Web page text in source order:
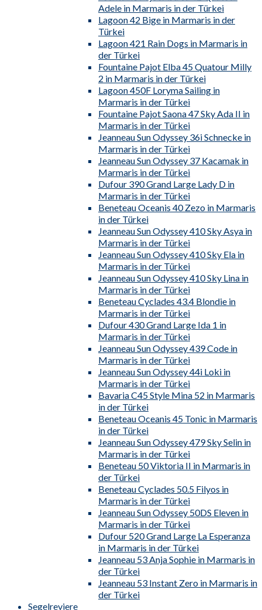
Adele in Marmaris in der Türkei
Lagoon 42 Bige in Marmaris in der
Türkei
Lagoon 421 Rain Dogs in Marmaris in
der Türkei
Fountaine Pajot Elba 45 Quatour Milly
2 in Marmaris in der Türkei
Lagoon 450F Loryma Sailing in
Marmaris in der Türkei
Fountaine Pajot Saona 47 Sky Ada II in
Marmaris in der Türkei
Jeanneau Sun Odyssey 36i Schnecke in
Marmaris in der Türkei
Jeanneau Sun Odyssey 37 Kacamak in
Marmaris in der Türkei
Dufour 390 Grand Large Lady D in
Marmaris in der Türkei
Beneteau Oceanis 40 Zezo in Marmaris
in der Türkei
Jeanneau Sun Odyssey 410 Sky Asya in
Marmaris in der Türkei
Jeanneau Sun Odyssey 410 Sky Ela in
Marmaris in der Türkei
Jeanneau Sun Odyssey 410 Sky Lina in
Marmaris in der Türkei
Beneteau Cyclades 43.4 Blondie in
Marmaris in der Türkei
Dufour 430 Grand Large Ida 1 in
Marmaris in der Türkei
Jeanneau Sun Odyssey 439 Code in
Marmaris in der Türkei
Jeanneau Sun Odyssey 44i Loki in
Marmaris in der Türkei
Bavaria C45 Style Mina 52 in Marmaris
in der Türkei
Beneteau Oceanis 45 Tonic in Marmaris
in der Türkei
Jeanneau Sun Odyssey 479 Sky Selin in
Marmaris in der Türkei
Beneteau 50 Viktoria II in Marmaris in
der Türkei
Beneteau Cyclades 50.5 Filyos in
Marmaris in der Türkei
Jeanneau Sun Odyssey 50DS Eleven in
Marmaris in der Türkei
Dufour 520 Grand Large La Esperanza
in Marmaris in der Türkei
Jeanneau 53 Anja Sophie in Marmaris in
der Türkei
Jeanneau 53 Instant Zero in Marmaris in
der Türkei
Segelreviere